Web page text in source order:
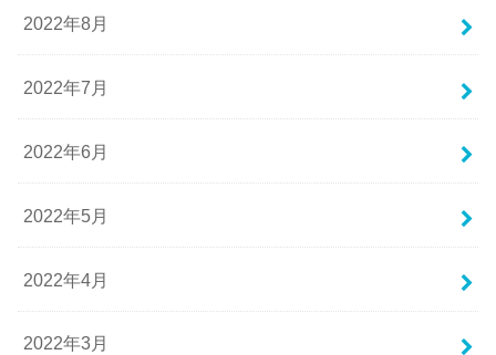
2022年8月
2022年7月
2022年6月
2022年5月
2022年4月
2022年3月